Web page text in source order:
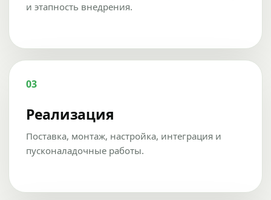
и этапность внедрения.
03
Реализация
Поставка, монтаж, настройка, интеграция и
пусконаладочные работы.